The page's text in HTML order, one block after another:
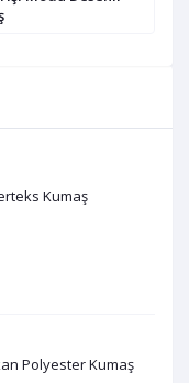
Kumaş
Polyester Kumaş